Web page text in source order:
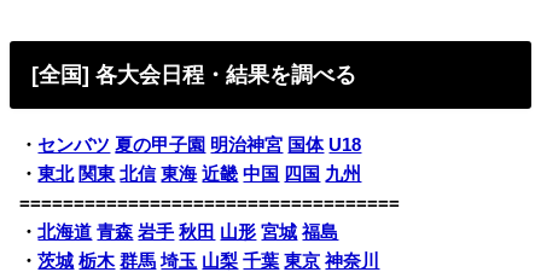
[全国] 各大会日程・結果を調べる
・ センバツ 夏の甲子園 明治神宮 国体 U18
・東北 関東 北信 東海 近畿 中国 四国 九州
===================================
・北海道 青森 岩手 秋田 山形 宮城 福島
・茨城 栃木 群馬 埼玉 山梨 千葉 東京 神奈川